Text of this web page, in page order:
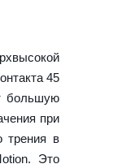
45
большую
при
трения в
Это